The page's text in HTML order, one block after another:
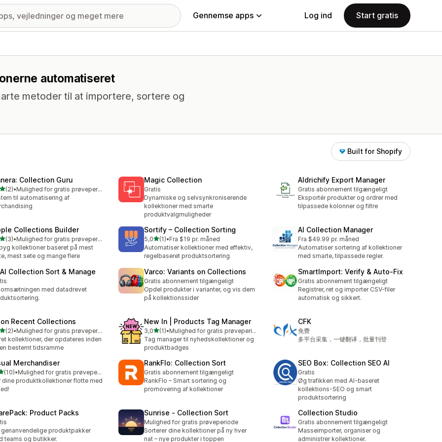
Gennemse apps Log ind Start gratis
automatiseret
metoder til at importere, sortere og
Built for Shopify
Collection Guru
af 5 stjerner
(2) i alt
•
Mulighed for gratis prøveperiode
til automatisering af
Magic Collection
Gratis
Dynamiske og selvsynkroniserende
kollektioner med smarte
produktvalgmuligheder
Aldrichify Export Manager
Gratis abonnement tilgængeligt
Eksportér produkter og ordrer med
tilpassede kolonner og filtre
Collections Builder
af 5 stjerner
(3) i alt
•
Mulighed for gratis prøveperiode
kollektioner baseret på mest
mest sete og mange flere
Sortify – Collection Sorting
5,0ud af 5 stjerner
(1)
1 anmeldelser i alt
•Fra $19 pr. måned
Automatiser kollektioner med effektiv,
regelbaseret produktsortering
AI Collection Manager
Fra $49.99 pr. måned
Automatiser sortering af kollektioner
med smarte, tilpassede regler.
Collection Sort & Manage
med datadrevet
Varco: Variants on Collections
Gratis abonnement tilgængeligt
Opdel produkter i varianter, og vis dem
på kollektionssider
SmartImport: Verify & Auto‑Fix
Gratis abonnement tilgængeligt
Registrer, ret og importer CSV-filer
automatisk og sikkert.
Recent Collections
af 5 stjerner
(2) i alt
•
Mulighed for gratis prøveperiode
kollektioner, der opdateres inden
bestemt tidsramme
New In | Products Tag Manager
3,0ud af 5 stjerner
(1)
1 anmeldelser i alt
•
Mulighed for gratis prøveperiode
Tag manager til nyhedskollektioner og
produktbadges
CFK
免费
多平台采集，一键翻译，批量刊登
Merchandiser
af 5 stjerner
(10) i alt
•
Mulighed for gratis prøveperiode
dine produktkollektioner flotte med
RankFlo: Collection Sort
Gratis abonnement tilgængeligt
RankFlo – Smart sortering og
promovering af kollektioner
SEO Box: Collection SEO AI
Gratis
Øg trafikken med AI-baseret
kollektions-SEO og smart
produktsortering
Product Packs
genanvendelige produktpakker
teams og butikker.
Sunrise ‑ Collection Sort
Mulighed for gratis prøveperiode
Sorterer dine kollektioner på ny hver
nat – nye produkter i toppen
Collection Studio
Gratis abonnement tilgængeligt
Masseimporter, organiser og
administrer kollektioner.